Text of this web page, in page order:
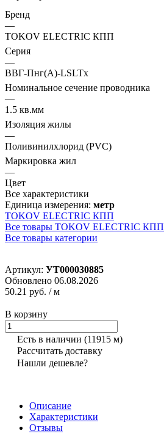
Бренд
—
TOKOV ELECTRIC КПП
Серия
—
ВВГ-Пнг(А)-LSLTx
Номинальное сечение проводника
—
1.5 кв.мм
Изоляция жилы
—
Поливинилхлорид (PVC)
Маркировка жил
—
Цвет
Все характеристики
Единица измерения: метр
TOKOV ELECTRIC КПП
Все товары TOKOV ELECTRIC КПП
Все товары категории
Артикул: УТ000030885
Обновлено 06.08.2026
50.21 руб. / м
В корзину
Есть в наличии (11915 м)
Рассчитать доставку
Нашли дешевле?
Описание
Характеристики
Отзывы